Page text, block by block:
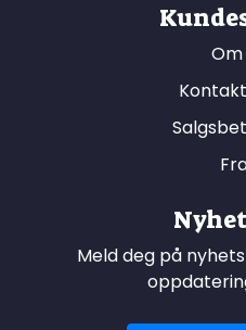
Om
Meld deg på